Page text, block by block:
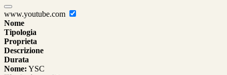
www.youtube.com
Nome
Tipologia
Proprieta
Descrizione
Durata
Nome: YSC